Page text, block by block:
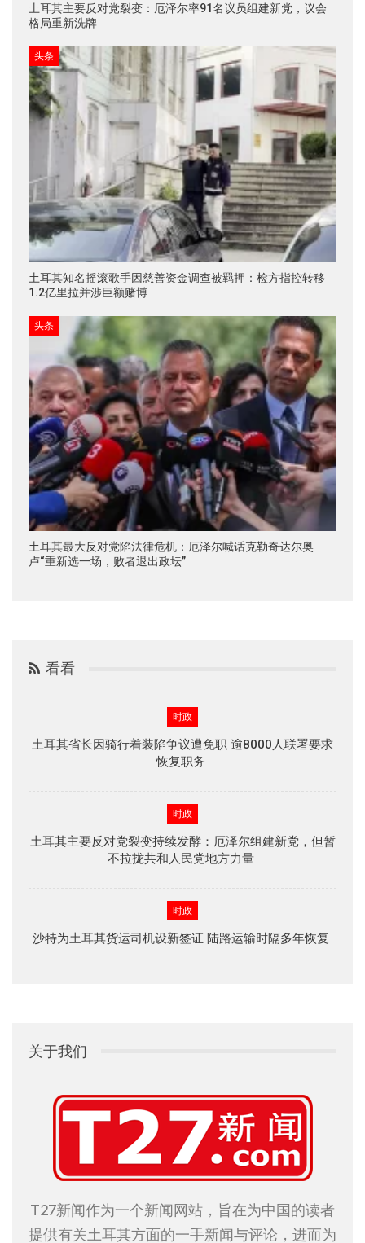
土耳其主要反对党裂变：厄泽尔率91名议员组建新党，议会
格局重新洗牌
头条
土耳其知名摇滚歌手因慈善资金调查被羁押：检方指控转移
1.2亿里拉并涉巨额赌博
头条
土耳其最大反对党陷法律危机：厄泽尔喊话克勒奇达尔奥
卢“重新选一场，败者退出政坛”
看看
时政
土耳其省长因骑行着装陷争议遭免职 逾8000人联署要求
恢复职务
时政
土耳其主要反对党裂变持续发酵：厄泽尔组建新党，但暂
不拉拢共和人民党地方力量
时政
沙特为土耳其货运司机设新签证 陆路运输时隔多年恢复
关于我们
T27新闻作为一个新闻网站，旨在为中国的读者
提供有关土耳其方面的一手新闻与评论，进而为